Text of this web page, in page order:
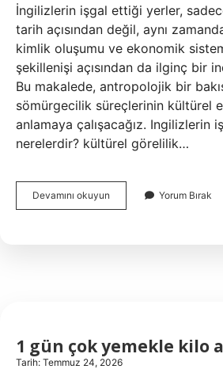
İngilizlerin işgal ettiği yerler,
tarih açısından değil, aynı
kimlik oluşumu ve ekonomik
şekillenişi açısından da ilginç bir
Bu makalede, antropolojik bir
sömürgecilik süreçlerinin kültürel
anlamaya çalışacağız. Ingilizlerin
nerelerdir? kültürel görelilik…
Devamını okuyun Ingilizlerin
işgal
Yorum Bırak
1 gün çok yemekle kilo
Tarih: Temmuz 24, 2026